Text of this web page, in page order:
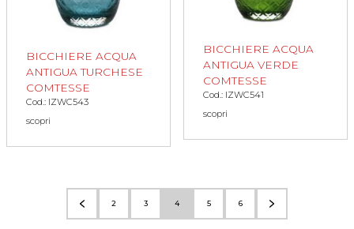
BICCHIERE ACQUA
ANTIGUA TURCHESE
COMTESSE
Cod.: IZWC543
scopri
BICCHIERE ACQUA
ANTIGUA VERDE
COMTESSE
Cod.: IZWC541
scopri
2 3 4 5 6